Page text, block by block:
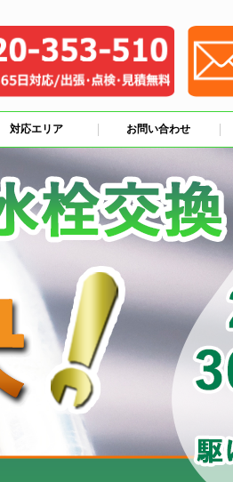
対応エリア お問い合わせ